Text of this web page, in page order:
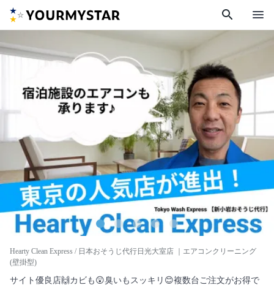
search menu
Hearty Clean Express / 日本おそうじ代行日光大室店 ｜エアコンクリーニング
(壁掛型)
サイト優良店🙌カビも😲臭いもスッキリ😊複数台ご注文がお得で